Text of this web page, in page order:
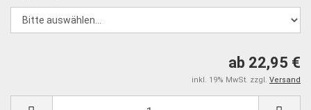
ab 22,95 €
inkl. 19% MwSt. zzgl. Versand